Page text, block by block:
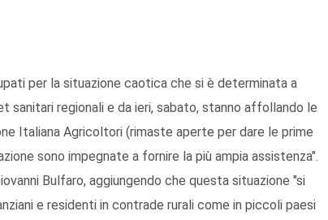
per la situazione caotica che si è determinata a
regionali e da ieri, sabato, stanno affollando le
Italiana Agricoltori (rimaste aperte per dare le prime
sono impegnate a fornire la più ampia assistenza".
Bulfaro, aggiungendo che questa situazione "si
e residenti in contrade rurali come in piccoli paesi